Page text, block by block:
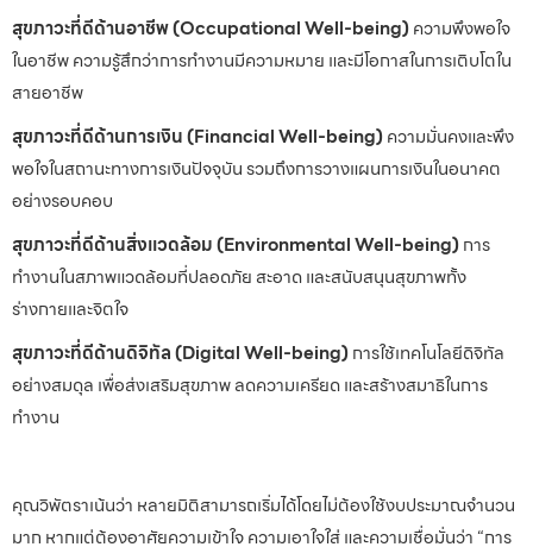
สุขภาวะที่ดีด้านอาชีพ (Occupational Well-being)ความพึงพอใจ
ในอาชีพ ความรู้สึกว่าการทำงานมีความหมาย และมีโอกาสในการเติบโตใน
สายอาชีพ
สุขภาวะที่ดีด้านการเงิน (Financial Well-being)ความมั่นคงและพึง
พอใจในสถานะทางการเงินปัจจุบัน รวมถึงการวางแผนการเงินในอนาคต
อย่างรอบคอบ
สุขภาวะที่ดีด้านสิ่งแวดล้อม (Environmental Well-being)การ
ทำงานในสภาพแวดล้อมที่ปลอดภัย สะอาด และสนับสนุนสุขภาพทั้ง
ร่างกายและจิตใจ
สุขภาวะที่ดีด้านดิจิทัล (Digital Well-being)การใช้เทคโนโลยีดิจิทัล
อย่างสมดุล เพื่อส่งเสริมสุขภาพ ลดความเครียด และสร้างสมาธิในการ
ทำงาน
คุณวิพัตราเน้นว่า หลายมิติสามารถเริ่มได้โดยไม่ต้องใช้งบประมาณจำนวน
มาก หากแต่ต้องอาศัยความเข้าใจ ความเอาใจใส่ และความเชื่อมั่นว่า “การ